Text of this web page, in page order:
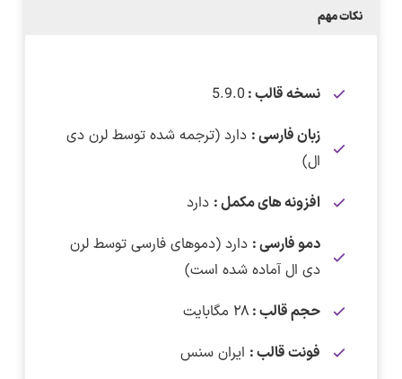
نکات مهم
نسخه قالب : 5.9.0
زبان فارسی : دارد (ترجمه شده توسط لرن دی
ال)
افزونه های مکمل : دارد
دمو فارسی : دارد (دموهای فارسی توسط لرن
دی ال آماده شده است)
حجم قالب : ۲۸ مگابایت
فونت قالب : ایران سنس